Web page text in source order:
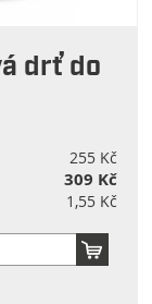
drť do
255 Kč
309 Kč
1,55 Kč